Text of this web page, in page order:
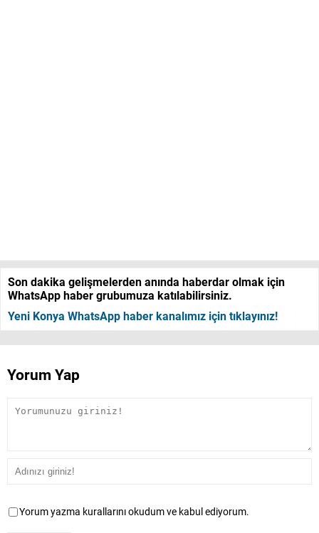
Son dakika gelişmelerden anında haberdar olmak için
WhatsApp haber grubumuza katılabilirsiniz.
Yeni Konya WhatsApp haber kanalımız için tıklayınız!
Yorum Yap
Yorum yazma kurallarını okudum ve kabul ediyorum.